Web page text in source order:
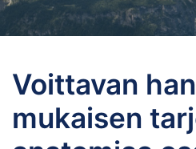
Voittavan
mukaisen